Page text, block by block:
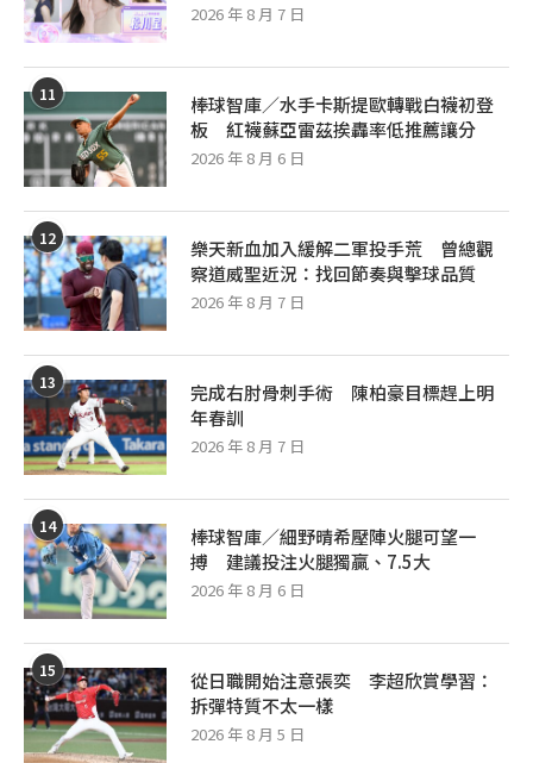
2026 年 8 月 7 日
11
棒球智庫／水手卡斯提歐轉戰白襪初登
板 紅襪蘇亞雷茲挨轟率低推薦讓分
2026 年 8 月 6 日
12
樂天新血加入緩解二軍投手荒 曾總觀
察道威聖近況：找回節奏與擊球品質
2026 年 8 月 7 日
13
完成右肘骨刺手術 陳柏豪目標趕上明
年春訓
2026 年 8 月 7 日
14
棒球智庫／細野晴希壓陣火腿可望一
搏 建議投注火腿獨贏、7.5大
2026 年 8 月 6 日
15
從日職開始注意張奕 李超欣賞學習：
拆彈特質不太一樣
2026 年 8 月 5 日